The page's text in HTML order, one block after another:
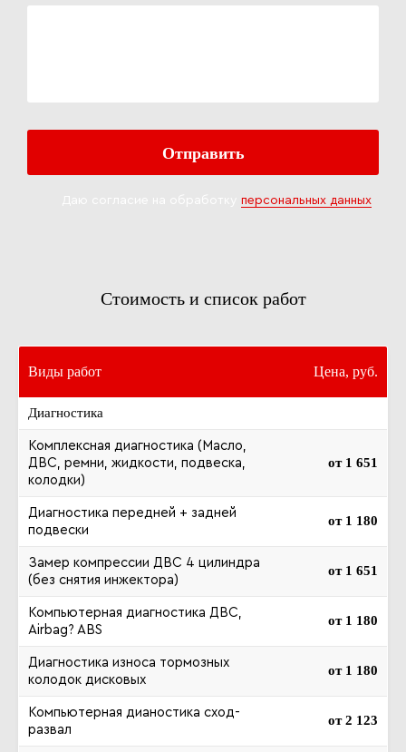
персональных данных
Стоимость и список работ
Виды работ Цена, руб.
Диагностика
Комплексная диагностика (Масло,
ДВС, ремни, жидкости, подвеска,
колодки)
от 1 651
Диагностика передней + задней
подвески
от 1 180
Замер компрессии ДВС 4 цилиндра
(без снятия инжектора)
от 1 651
Компьютерная диагностика ДВС,
Airbag? ABS
от 1 180
Диагностика износа тормозных
колодок дисковых
от 1 180
Компьютерная дианостика сход-
развал
от 2 123